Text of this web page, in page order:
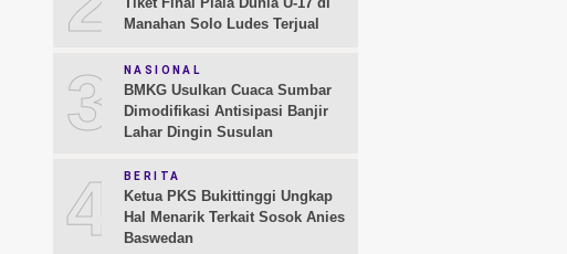
Manahan Solo Ludes Terjual
3 NASIONAL
BMKG Usulkan Cuaca Sumbar
Dimodifikasi Antisipasi Banjir
Lahar Dingin Susulan
4 BERITA
Ketua PKS Bukittinggi Ungkap
Hal Menarik Terkait Sosok Anies
Baswedan